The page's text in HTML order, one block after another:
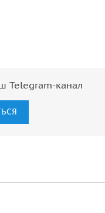
Telegram-канал